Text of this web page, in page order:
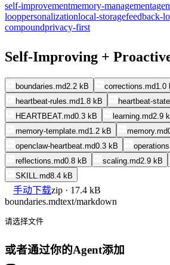
self-improvementmemory-management
looppersonalizationlocal-storagefeedback-
compoundprivacy-first
Self-Improving +
boundaries.md2.2 kB corrections.md1.0
heartbeat-rules.md1.8 kB heartbeat-
HEARTBEAT.md0.3 kB learning.md2.9
memory-template.md1.2 kB memory.md
openclaw-heartbeat.md0.3 kB
reflections.md0.8 kB scaling.md2.9 kB
SKILL.md8.4 kB
手动下载zip · 17.4 kB
boundaries.mdtext/markdown
请选择文件
或者通过你的Agent添加